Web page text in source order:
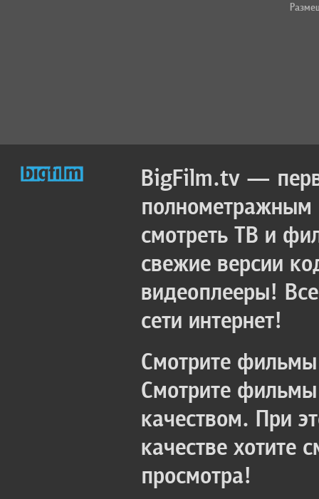
BigFilm.tv —
полнометражным
смотреть ТВ и
свежие версии
видеоплееры!
сети интернет!
Смотрите
Смотрите
качеством. При
качестве хотите
просмотра!